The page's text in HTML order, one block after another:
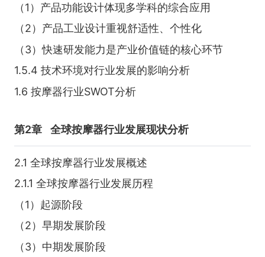
（1）产品功能设计体现多学科的综合应用
（2）产品工业设计重视舒适性、个性化
（3）快速研发能力是产业价值链的核心环节
1.5.4 技术环境对行业发展的影响分析
1.6 按摩器行业SWOT分析
第2章 全球按摩器行业发展现状分析
2.1 全球按摩器行业发展概述
2.1.1 全球按摩器行业发展历程
（1）起源阶段
（2）早期发展阶段
（3）中期发展阶段